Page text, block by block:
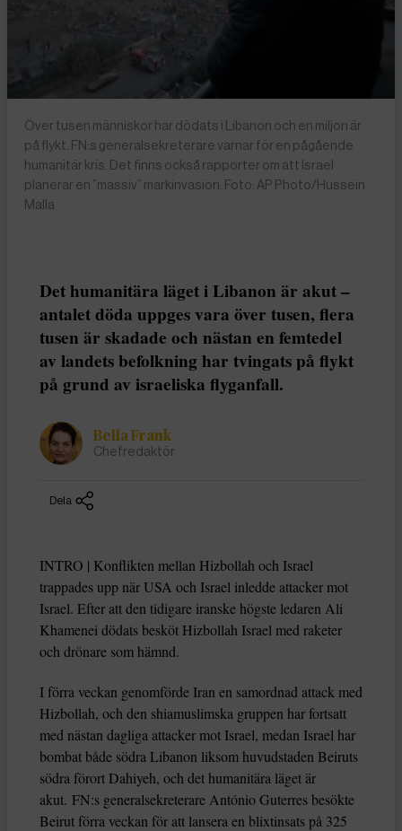
Över tusen människor har dödats i Libanon och en miljon är
på flykt. FN:s generalsekreterare varnar för en pågående
humanitär kris. Det finns också rapporter om att Israel
planerar en ”massiv” markinvasion. Foto: AP Photo/Hussein
Malla
Det humanitära läget i Libanon är akut –
antalet döda uppges vara över tusen, flera
tusen är skadade och nästan en femtedel
av landets befolkning har tvingats på flykt
på grund av israeliska flyganfall.
Bella Frank
Chefredaktör
Dela
INTRO | Konflikten mellan Hizbollah och Israel
trappades upp när USA och Israel inledde attacker mot
Israel. Efter att den tidigare iranske högste ledaren Ali
Khamenei dödats besköt Hizbollah Israel med raketer
och drönare som hämnd.
I förra veckan genomförde Iran en samordnad attack med
Hizbollah, och den shiamuslimska gruppen har fortsatt
med nästan dagliga attacker mot Israel, medan Israel har
bombat både södra Libanon liksom huvudstaden Beiruts
södra förort Dahiyeh, och det humanitära läget är
akut. FN:s generalsekreterare António Guterres besökte
Beirut förra veckan för att lansera en blixtinsats på 325